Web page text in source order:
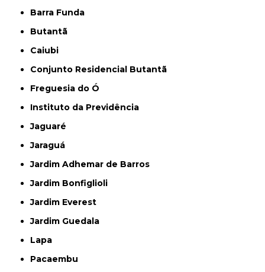
Barra Funda
Butantã
Caiubi
Conjunto Residencial Butantã
Freguesia do Ó
Instituto da Previdência
Jaguaré
Jaraguá
Jardim Adhemar de Barros
Jardim Bonfiglioli
Jardim Everest
Jardim Guedala
Lapa
Pacaembu